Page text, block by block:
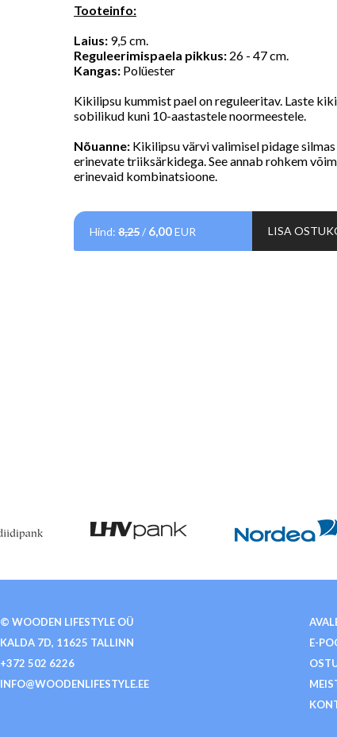
Tooteinfo:
Laius: 9,5 cm.
Reguleerimispaela pikkus: 26 - 47 cm.
Kangas: Polüester
Kikilipsu kummist pael on reguleeritav. Laste
sobilikud kuni 10-aastastele noormeestele.
Nõuanne: Kikilipsu värvi valimisel pidage
erinevate triiksärkidega. See annab rohkem
erinevaid kombinatsioone.
Hind: 8,25/ 6,00EUR LISA
© WOODEN LIFESTYLE OÜ
KALDA 7D, 11625 TALLINN
+372 502 6226
INFO@WOODENLIFESTYLE.EE
E-